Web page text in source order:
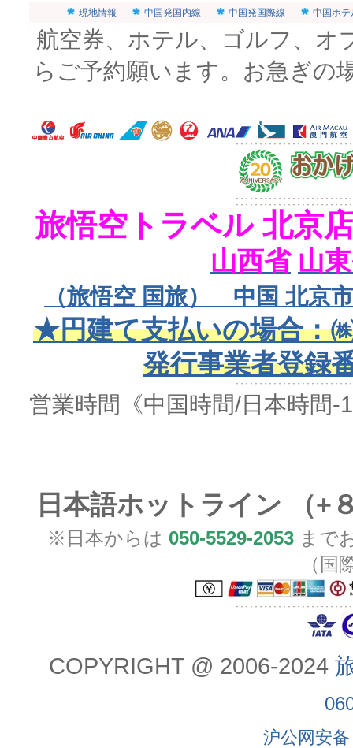
現地情報 中国発国内線 中国発国際線 中国ホテ
航空券、ホテル、ゴルフ、オ
らご予約願います。お急ぎの
旅悟空トラベル 北京
山西省 山
（旅悟空 国旅） 中国 北京
★円建て支払いの場合：
発行事業者登録
営業時間 《中国時間/日本時間-
日本語ホットライン （+
※日本からは 050-5529-2053 まで
（国
COPYRIGHT @ 2006-2024
沪公网安